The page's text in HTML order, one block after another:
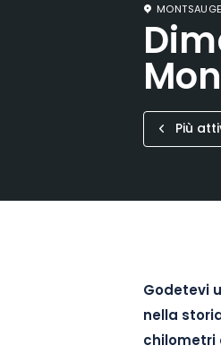
Più
Godetevi
nella
chilometri